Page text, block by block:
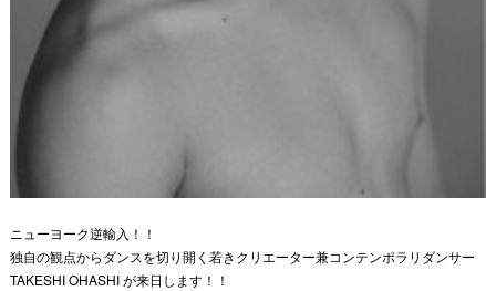
ニューヨーク逆輸入！！
独自の観点からダンスを切り開く若きクリエーター兼コンテンポラリダンサー
TAKESHI OHASHI が来日します！！